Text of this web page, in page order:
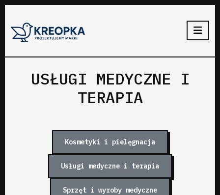
USŁUGI MEDYCZNE I
TERAPIA
Kosmetyki i pielęgnacja
Usługi medyczne i terapia
Sprzęt i wyroby medyczne